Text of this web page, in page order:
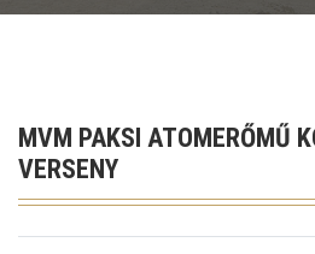
MVM PAKSI ATOMERŐMŰ
VERSENY